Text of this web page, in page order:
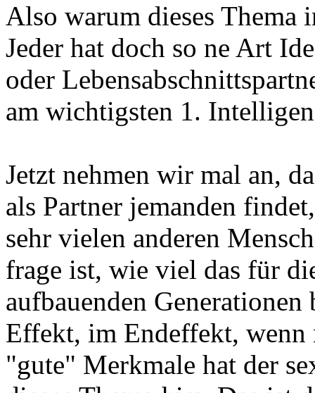
Also warum dieses Thema
Jeder hat doch so ne Art
oder
am wichtigsten 1.
Jetzt nehmen wir mal an,
als Partner jemanden
sehr vielen anderen
frage ist, wie viel das für
aufbauenden
Effekt, im Endeffekt, wenn
"gute" Merkmale hat der